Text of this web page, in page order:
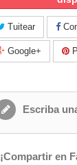
Tuitear
Google+
Escriba
¡Compartir en